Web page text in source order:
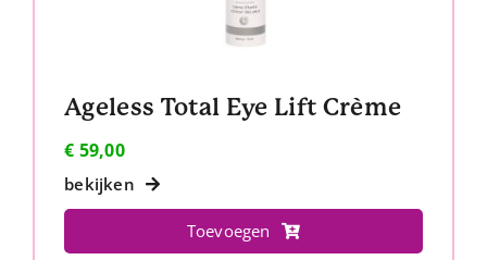
Ageless Total Eye Lift Crème
€ 59,00
bekijken
Toevoegen